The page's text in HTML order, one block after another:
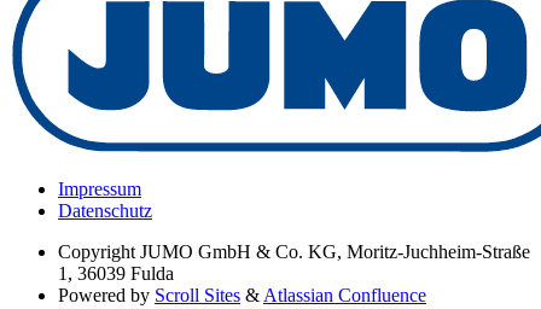
Impressum
Datenschutz
Copyright JUMO GmbH & Co. KG, Moritz-Juchheim-Straße
1, 36039 Fulda
Powered by Scroll Sites & Atlassian Confluence